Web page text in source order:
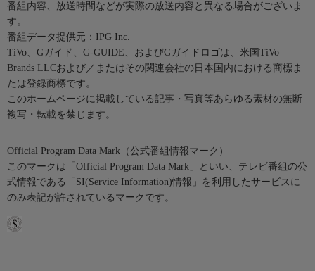
番組内容、放送時間などが実際の放送内容と異なる場合がございま
す。
番組データ提供元：IPG Inc.
TiVo、Gガイド、G-GUIDE、およびGガイドロゴは、米国TiVo
Brands LLCおよび／またはその関連会社の日本国内における商標ま
たは登録商標です。
このホームページに掲載している記事・写真等あらゆる素材の無断
複写・転載を禁じます。
Official Program Data Mark（公式番組情報マーク）
このマークは「Official Program Data Mark」といい、テレビ番組の公
式情報である「SI(Service Information)情報」を利用したサービスに
のみ表記が許されているマークです。